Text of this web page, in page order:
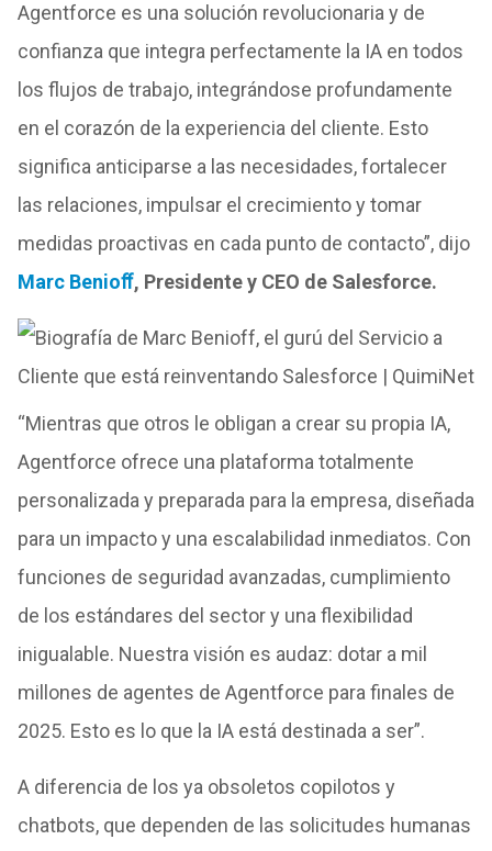
Agentforce es una solución revolucionaria y de
confianza que integra perfectamente la IA en todos
los flujos de trabajo, integrándose profundamente
en el corazón de la experiencia del cliente. Esto
significa anticiparse a las necesidades, fortalecer
las relaciones, impulsar el crecimiento y tomar
medidas proactivas en cada punto de contacto”, dijo
Marc Benioﬀ, Presidente y CEO de Salesforce.
“Mientras que otros le obligan a crear su propia IA,
Agentforce ofrece una plataforma totalmente
personalizada y preparada para la empresa, diseñada
para un impacto y una escalabilidad inmediatos. Con
funciones de seguridad avanzadas, cumplimiento
de los estándares del sector y una flexibilidad
inigualable. Nuestra visión es audaz: dotar a mil
millones de agentes de Agentforce para finales de
2025. Esto es lo que la IA está destinada a ser”.
A diferencia de los ya obsoletos copilotos y
chatbots, que dependen de las solicitudes humanas